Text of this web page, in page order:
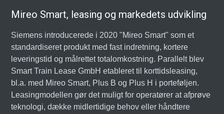
Mireo Smart, leasing og markedets udvikling
Siemens introducerede i 2020 "Mireo Smart" som et
standardiseret produkt med fast indretning, kortere
leveringstid og målrettet totalomkostning. Parallelt blev
Smart Train Lease GmbH etableret til korttidsleasing,
bl.a. med Mireo Smart, Plus B og Plus H i porteføljen.
Leasingmodellen gør det muligt for operatører at afprøve
teknologi, dække midlertidige behov eller håndtere